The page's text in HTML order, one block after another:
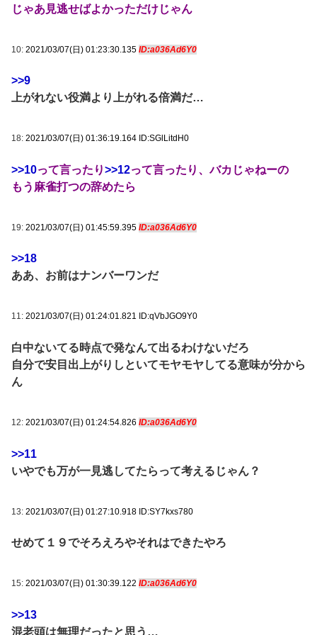
じゃあ見逃せばよかっただけじゃん
10: 2021/03/07(日) 01:23:30.135 ID:a036Ad6Y0
>>9
上がれない役満より上がれる倍満だ…
18: 2021/03/07(日) 01:36:19.164 ID:SGlLitdH0
>>10って言ったり>>12って言ったり、バカじゃねーの
もう麻雀打つの辞めたら
19: 2021/03/07(日) 01:45:59.395 ID:a036Ad6Y0
>>18
ああ、お前はナンバーワンだ
11: 2021/03/07(日) 01:24:01.821 ID:qVbJGO9Y0
白中ないてる時点で発なんて出るわけないだろ
自分で安目出上がりしといてモヤモヤしてる意味が分から
ん
12: 2021/03/07(日) 01:24:54.826 ID:a036Ad6Y0
>>11
いやでも万が一見逃してたらって考えるじゃん？
13: 2021/03/07(日) 01:27:10.918 ID:SY7kxs780
せめて１９でそろえろやそれはできたやろ
15: 2021/03/07(日) 01:30:39.122 ID:a036Ad6Y0
>>13
混老頭は無理だったと思う…